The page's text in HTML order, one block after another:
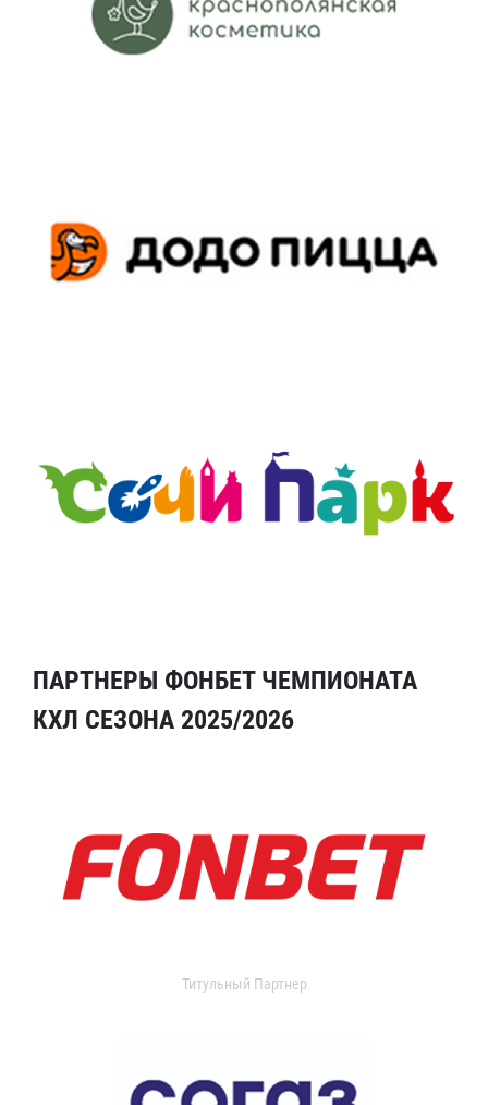
ПАРТНЕРЫ ФОНБЕТ ЧЕМПИОНАТА
КХЛ СЕЗОНА 2025/2026
Титульный Партнер